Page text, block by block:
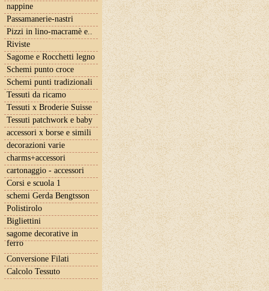
nappine
Passamanerie-nastri
Pizzi in lino-macramè e..
Riviste
Sagome e Rocchetti legno
Schemi punto croce
Schemi punti tradizionali
Tessuti da ricamo
Tessuti x Broderie Suisse
Tessuti patchwork e baby
accessori x borse e simili
decorazioni varie
charms+accessori
cartonaggio - accessori
Corsi e scuola 1
schemi Gerda Bengtsson
Polistirolo
Bigliettini
sagome decorative in
ferro
Conversione Filati
Calcolo Tessuto